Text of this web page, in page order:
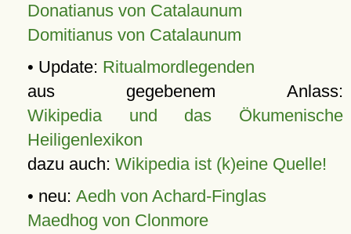
Donatianus von Catalaunum
Domitianus von Catalaunum
• Update: Ritualmordlegenden
aus gegebenem Anlass:
Wikipedia und das Ökumenische
Heiligenlexikon
dazu auch: Wikipedia ist (k)eine Quelle!
• neu: Aedh von Achard-Finglas
Maedhog von Clonmore